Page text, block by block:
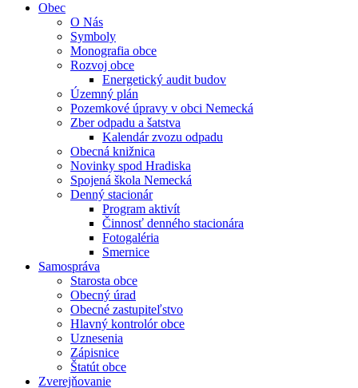
Obec
O Nás
Symboly
Monografia obce
Rozvoj obce
Energetický audit budov
Územný plán
Pozemkové úpravy v obci Nemecká
Zber odpadu a šatstva
Kalendár zvozu odpadu
Obecná knižnica
Novinky spod Hradiska
Spojená škola Nemecká
Denný stacionár
Program aktivít
Činnosť denného stacionára
Fotogaléria
Smernice
Samospráva
Starosta obce
Obecný úrad
Obecné zastupiteľstvo
Hlavný kontrolór obce
Uznesenia
Zápisnice
Štatút obce
Zverejňovanie